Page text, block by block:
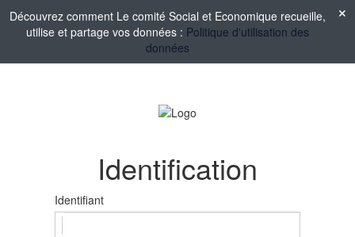
Découvrez comment Le comité Social et Economique recueille,
utilise et partage vos données : Politique d'utilisation des
données
Identification
Identifiant